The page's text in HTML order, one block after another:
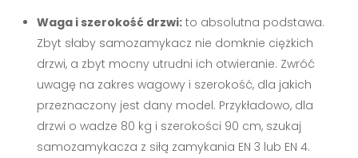
Waga i szerokość drzwi: to absolutna podstawa.
Zbyt słaby samozamykacz nie domknie ciężkich
drzwi, a zbyt mocny utrudni ich otwieranie. Zwróć
uwagę na zakres wagowy i szerokość, dla jakich
przeznaczony jest dany model. Przykładowo, dla
drzwi o wadze 80 kg i szerokości 90 cm, szukaj
samozamykacza z siłą zamykania EN 3 lub EN 4.